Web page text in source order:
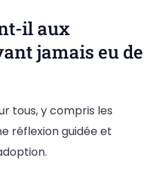
il aux
jamais eu de
tous, y compris les
réflexion guidée et